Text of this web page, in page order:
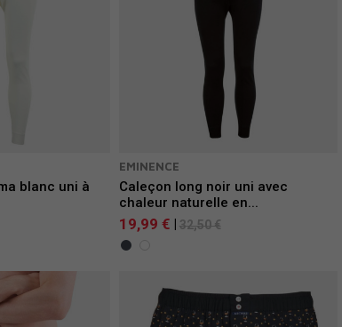
blanc uni à
EMINENCE
Caleçon long noir uni avec
chaleur naturelle en...
19,99 € 32,50 €